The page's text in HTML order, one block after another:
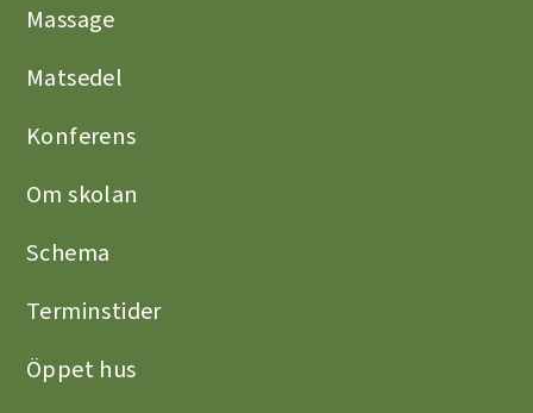
Massage
Matsedel
Konferens
Om skolan
Schema
Terminstider
Öppet hus